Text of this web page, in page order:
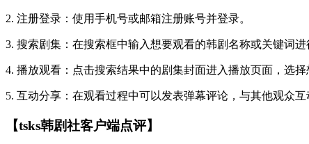
2. 注册登录：使用手机号或邮箱注册账号并登录。
3. 搜索剧集：在搜索框中输入想要观看的韩剧名称或关键词进
4. 播放观看：点击搜索结果中的剧集封面进入播放页面，选
5. 互动分享：在观看过程中可以发表弹幕评论，与其他观众互
【tsks韩剧社客户端点评】